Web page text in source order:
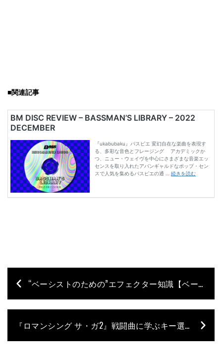
■関連記事
“ベーシストのための”エフェクター知識【ベース初心者のための知識“キホンのキ”】第13回
『ロマンシング サ・ガ2』戦闘曲に学ぶキー選び！真面目な話をする際はワントーン下げて【クリープハイプ長谷川カオナシのレトロゲーム喫音堂】- 第10回